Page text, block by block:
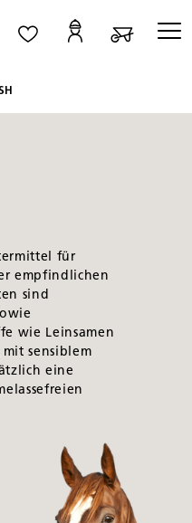
für
empfindlichen
sind
wie Leinsamen
sensiblem
eine